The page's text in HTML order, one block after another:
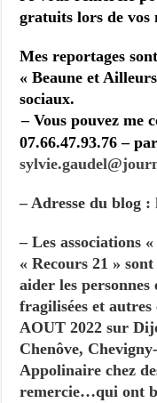
gratuits lors de
Mes reportages
« Beaune et
sociaux.
– Vous pouvez me
07.66.47.93.76 –
– Adresse du blog :
– Les associations
« Recours 21 »
aider les
fragilisées et autres
AOUT 2022 sur
Chenôve,
Appolinaire chez
remercie…qui ont